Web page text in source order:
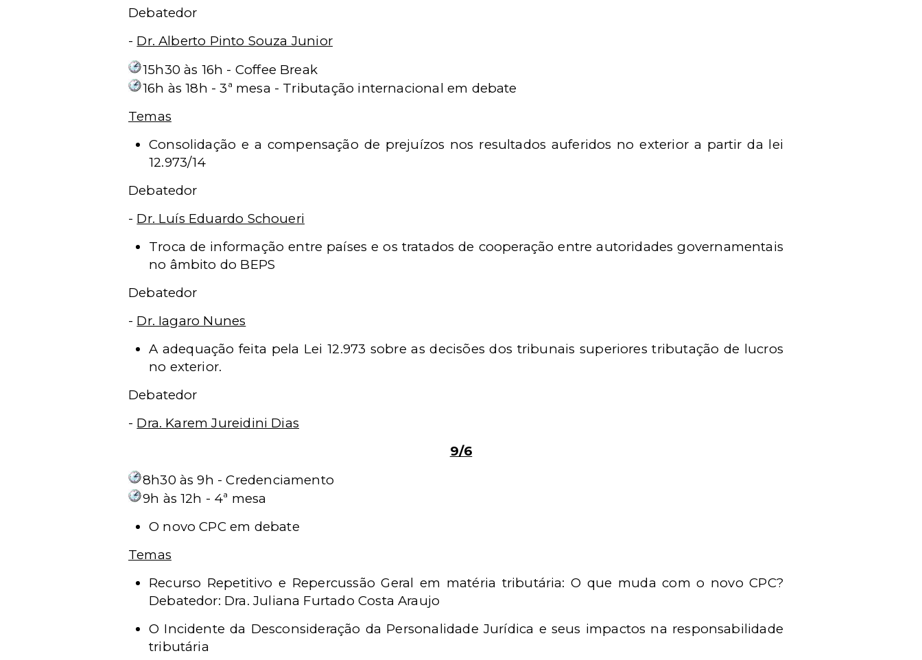
Debatedor
- Dr. Alberto Pinto Souza Junior
15h30 às 16h - Coffee Break
16h às 18h - 3ª mesa - Tributação internacional em debate
Temas
Consolidação e a compensação de prejuízos nos resultados auferidos no exterior a partir da lei
12.973/14
Debatedor
- Dr. Luís Eduardo Schoueri
Troca de informação entre países e os tratados de cooperação entre autoridades governamentais
no âmbito do BEPS
Debatedor
- Dr. Iagaro Nunes
A adequação feita pela Lei 12.973 sobre as decisões dos tribunais superiores tributação de lucros
no exterior.
Debatedor
- Dra. Karem Jureidini Dias
9/6
8h30 às 9h - Credenciamento
9h às 12h - 4ª mesa
O novo CPC em debate
Temas
Recurso Repetitivo e Repercussão Geral em matéria tributária: O que muda com o novo CPC?
Debatedor: Dra. Juliana Furtado Costa Araujo
O Incidente da Desconsideração da Personalidade Jurídica e seus impactos na responsabilidade
tributária